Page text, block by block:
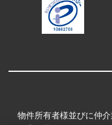
物件所有者様並びに仲